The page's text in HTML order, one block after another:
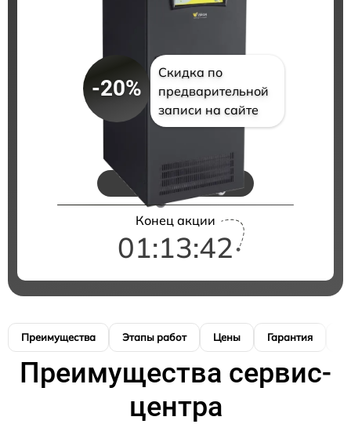
-20%
Скидка по
предварительной
записи на сайте
Цены на ремонт
Конец акции
01:13:41
Преимущества Этапы работ Цены Гарантия
Преимущества сервис-
центра